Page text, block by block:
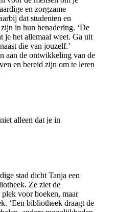
en zorgzame
dat studenten en
in hun benadering. ‘De
je het allemaal weet. Ga uit
die van jouzelf.’
aan de ontwikkeling van de
en bereid zijn om te leren
alleen dat je in
stad dicht Tanja een
Ze ziet de
voor boeken, maar
‘Een bibliotheek draagt de